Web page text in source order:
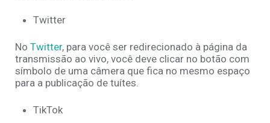
Twitter
No Twitter, para você ser redirecionado à página da
transmissão ao vivo, você deve clicar no botão com
símbolo de uma câmera que fica no mesmo espaço
para a publicação de tuítes.
TikTok